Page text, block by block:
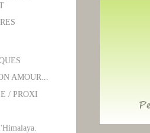
AMOUR...
/ PROXI